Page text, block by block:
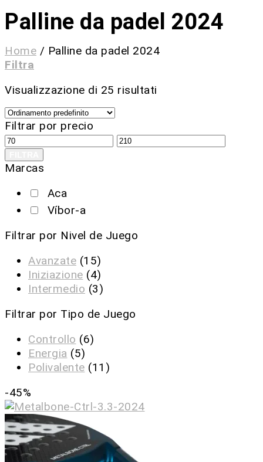
Palline da padel 2024
Home / Palline da padel 2024
Filtra
Visualizzazione di 25 risultati
Filtrar por precio
Marcas
Aca
Víbor-a
Filtrar por Nivel de Juego
Avanzate (15)
Iniziazione (4)
Intermedio (3)
Filtrar por Tipo de Juego
Controllo (6)
Energia (5)
Polivalente (11)
-45%